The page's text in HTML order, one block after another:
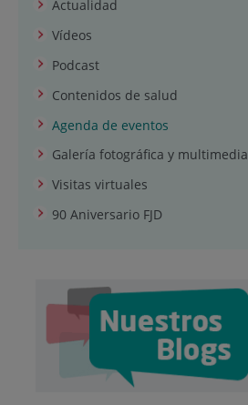
Actualidad
Vídeos
Podcast
Contenidos de salud
Agenda de eventos
Galería fotográfica y multimedia
Visitas virtuales
90 Aniversario FJD